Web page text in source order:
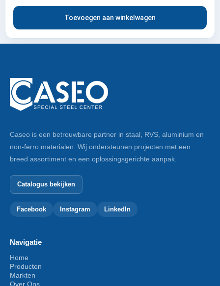
Toevoegen aan winkelwagen
Caseo is een betrouwbare partner in staal, RVS, aluminium en
non-ferro materialen. Wij ondersteunen projecten met een
breed assortiment en een oplossingsgerichte aanpak.
Catalogus bekijken
Facebook Instagram LinkedIn
Navigatie
Home
Producten
Markten
Over Ons